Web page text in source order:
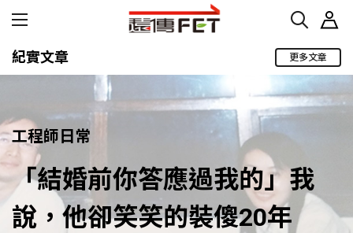
紀實文章 更多文章
工程師日常
「結婚前你答應過我的」我
說，他卻笑笑的裝傻20年